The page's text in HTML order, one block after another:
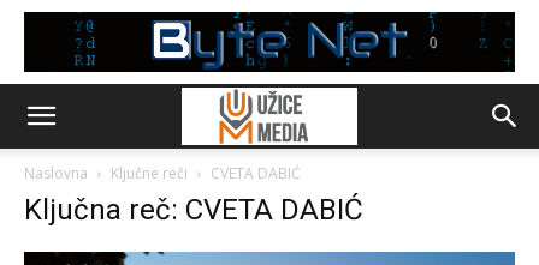
Naslovna Ključne reči CVETA DABIĆ
Ključna reč: CVETA DABIĆ